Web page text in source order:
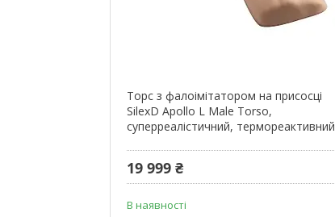
Торс з фалоімітатором на присосці
SilexD Apollo L Male Torso,
суперреалістичний, термореактивний
19 999 ₴
В наявності